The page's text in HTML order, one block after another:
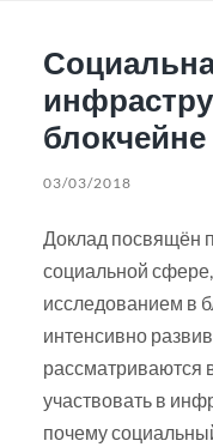
блокчейне
03/03/2018
Доклад посвящён
социальной
исследованием в
интенсивно
рассматриваются
участвовать в
почему